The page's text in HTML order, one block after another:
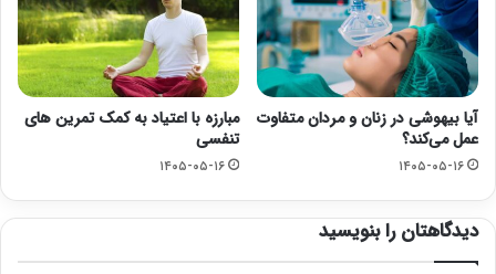
آیا بیهوشی در زنان و مردان متفاوت
عمل می‌کند؟
۱۴۰۵-۰۵-۱۶
مبارزه با اعتیاد به کمک تمرین های
تنفسی
۱۴۰۵-۰۵-۱۶
دیدگاهتان را بنویسید